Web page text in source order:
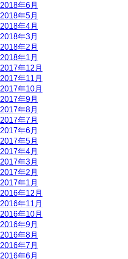
2018年6月
2018年5月
2018年4月
2018年3月
2018年2月
2018年1月
2017年12月
2017年11月
2017年10月
2017年9月
2017年8月
2017年7月
2017年6月
2017年5月
2017年4月
2017年3月
2017年2月
2017年1月
2016年12月
2016年11月
2016年10月
2016年9月
2016年8月
2016年7月
2016年6月